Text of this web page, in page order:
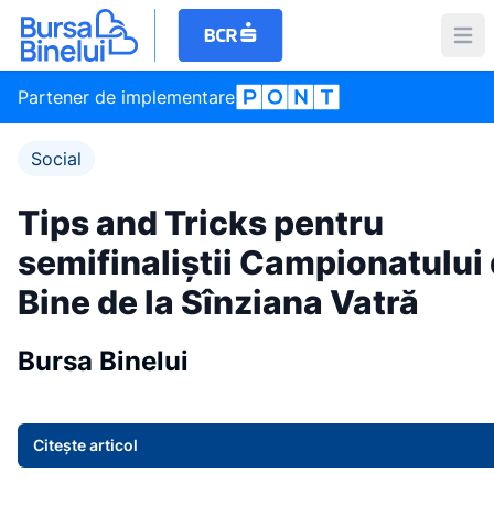
Partener de implementare
Social
Tips and Tricks pentru
semifinaliștii Campionatului
Bine de la Sînziana Vatră
Bursa Binelui
Citește articol